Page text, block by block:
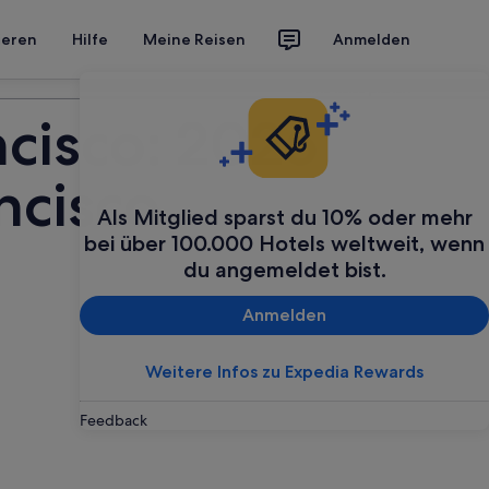
Hilfe Meine Reisen Anmelden
Als Mitglied sparst du 10% oder mehr
bei über 100.000 Hotels weltweit, wenn
du angemeldet bist.
Anmelden
Weitere Infos zu Expedia Rewards
Feedback
2026